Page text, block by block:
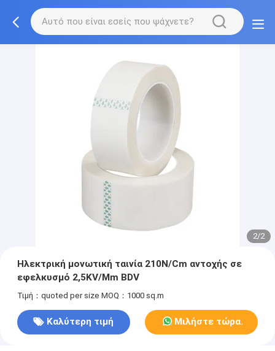
2/2
Ηλεκτρική μονωτική ταινία 210N/Cm αντοχής σε
εφελκυσμό 2,5KV/Mm BDV
Τιμή：quoted per size MOQ：1000 sq.m
Καλύτερη τιμή Μιλήστε τώρα.